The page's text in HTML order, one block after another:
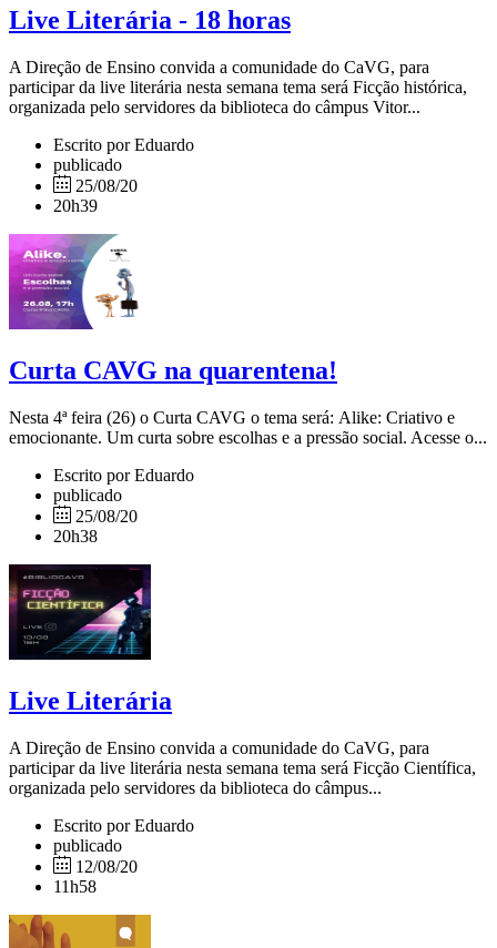
Live Literária - 18 horas
A Direção de Ensino convida a comunidade do CaVG, para
participar da live literária nesta semana tema será Ficção histórica,
organizada pelo servidores da biblioteca do câmpus Vitor...
Escrito por Eduardo
publicado
25/08/20
20h39
Curta CAVG na quarentena!
Nesta 4ª feira (26) o Curta CAVG o tema será: Alike: Criativo e
emocionante. Um curta sobre escolhas e a pressão social. Acesse o...
Escrito por Eduardo
publicado
25/08/20
20h38
Live Literária
A Direção de Ensino convida a comunidade do CaVG, para
participar da live literária nesta semana tema será Ficção Científica,
organizada pelo servidores da biblioteca do câmpus...
Escrito por Eduardo
publicado
12/08/20
11h58